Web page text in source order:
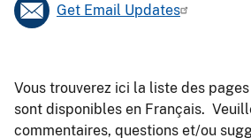
Get Email Updates
Vous trouverez ici la liste des
sont disponibles en Français.
commentaires, questions et/ou